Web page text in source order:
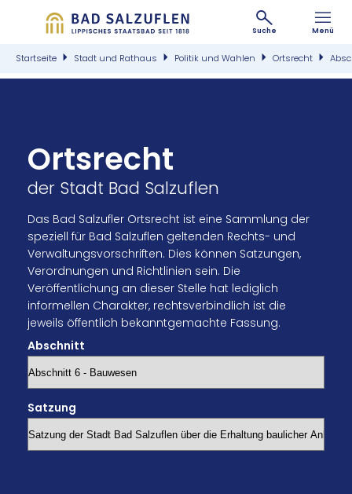
Suche Menü
Startseite Stadt und Rathaus Politik und Wahlen Ortsrecht
Ortsrecht
der Stadt Bad Salzuflen
Das Bad Salzufler Ortsrecht ist eine Sammlung der
speziell für Bad Salzuflen geltenden Rechts- und
Verwaltungsvorschriften. Dies können Satzungen,
Verordnungen und Richtlinien sein. Die
Veröffentlichung an dieser Stelle hat lediglich
informellen Charakter, rechtsverbindlich ist die
jeweils öffentlich bekanntgemachte Fassung.
Abschnitt
Satzung